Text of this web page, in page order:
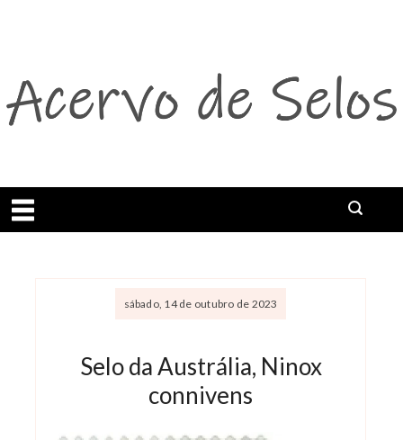
Abrir menu
sábado, 14 de outubro de 2023
Selo da Austrália, Ninox
connivens